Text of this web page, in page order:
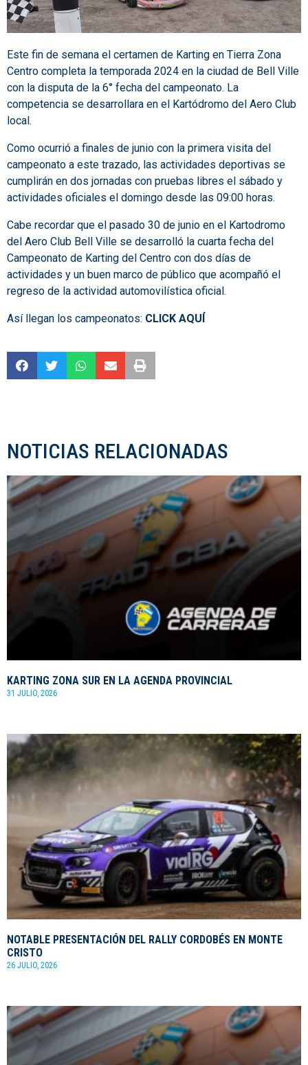
Este fin de semana el certamen de Karting en Tierra Zona
Centro completa la temporada 2024 en la ciudad de Bell Ville
con la disputa de la 6° fecha del campeonato. La
competencia se desarrollara en el Kartódromo del Aero Club
local.
Como ocurrió a finales de junio con la primera visita del
campeonato a este trazado, las actividades deportivas se
cumplirán en dos jornadas con pruebas libres el sábado y
actividades oficiales el domingo desde las 09:00 horas.
Cabe recordar que el pasado 30 de junio en el Kartodromo
del Aero Club Bell Ville se desarrolló la cuarta fecha del
Campeonato de Karting del Centro con dos días de
actividades y un buen marco de público que acompañó el
regreso de la actividad automovilística oficial.
Así llegan los campeonatos: CLICK AQUÍ
NOTICIAS RELACIONADAS
KARTING ZONA SUR EN LA AGENDA PROVINCIAL
31 JULIO, 2026
NOTABLE PRESENTACIÓN DEL RALLY CORDOBÉS EN MONTE
CRISTO
26 JULIO, 2026